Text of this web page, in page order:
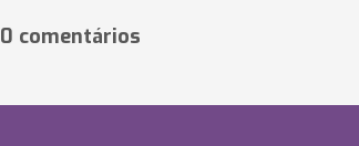
0 comentários